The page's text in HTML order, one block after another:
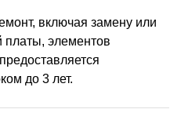
включая замену или
платы, элементов
до 3 лет.